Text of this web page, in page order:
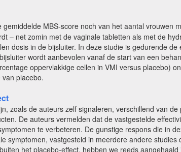
MBS-score noch van het aantal vrouwen
– net zomin met de vaginale tabletten als met de
dosis in de bijsluiter. In deze studie is gedurende
wordt aanbevolen vanaf de start van een
oppervlakkige cellen in VMI versus placebo)
placebo.
zoals de auteurs zelf signaleren, verschillend van
De auteurs vermelden dat de vastgestelde
te verbeteren. De gunstige respons die in
symptomen, vastgesteld in meerdere andere
het placebo-effect, hebben we reeds aangehaald